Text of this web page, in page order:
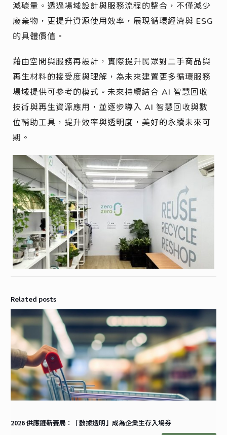
減碳量。透過場域設計與服務流程的整合，不僅減少
廢棄物，更提升資源使用效率，展現循環經濟與 ESG
的具體價值。
藉由空間與服務再設計，實際提升民眾對二手商品與
再生材料的接受度與理解，為未來建置更多循環服務
場域提供可參考的模式。未來持續結合 AI 智慧回收
技術與再生資源應用，並逐步導入 AI 智慧回收與數
位輔助工具，提升效率與透明度，美好的永續未來可
期。
Related posts
2026 供應鏈新賽局：「數據透明」成為企業生存入場券